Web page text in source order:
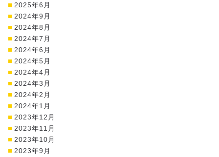
2025年6月
2024年9月
2024年8月
2024年7月
2024年6月
2024年5月
2024年4月
2024年3月
2024年2月
2024年1月
2023年12月
2023年11月
2023年10月
2023年9月